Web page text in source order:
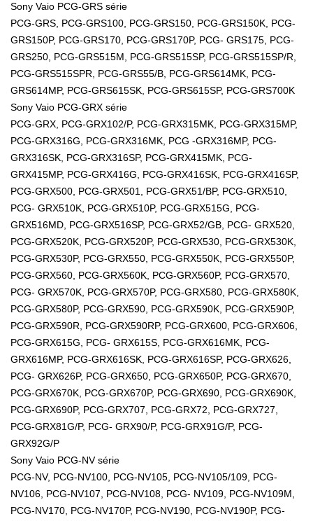
Sony Vaio PCG-GRS série
PCG-GRS, PCG-GRS100, PCG-GRS150, PCG-GRS150K, PCG-
GRS150P, PCG-GRS170, PCG-GRS170P, PCG- GRS175, PCG-
GRS250, PCG-GRS515M, PCG-GRS515SP, PCG-GRS515SP/R,
PCG-GRS515SPR, PCG-GRS55/B, PCG-GRS614MK, PCG-
GRS614MP, PCG-GRS615SK, PCG-GRS615SP, PCG-GRS700K
Sony Vaio PCG-GRX série
PCG-GRX, PCG-GRX102/P, PCG-GRX315MK, PCG-GRX315MP,
PCG-GRX316G, PCG-GRX316MK, PCG -GRX316MP, PCG-
GRX316SK, PCG-GRX316SP, PCG-GRX415MK, PCG-
GRX415MP, PCG-GRX416G, PCG-GRX416SK, PCG-GRX416SP,
PCG-GRX500, PCG-GRX501, PCG-GRX51/BP, PCG-GRX510,
PCG- GRX510K, PCG-GRX510P, PCG-GRX515G, PCG-
GRX516MD, PCG-GRX516SP, PCG-GRX52/GB, PCG- GRX520,
PCG-GRX520K, PCG-GRX520P, PCG-GRX530, PCG-GRX530K,
PCG-GRX530P, PCG-GRX550, PCG-GRX550K, PCG-GRX550P,
PCG-GRX560, PCG-GRX560K, PCG-GRX560P, PCG-GRX570,
PCG- GRX570K, PCG-GRX570P, PCG-GRX580, PCG-GRX580K,
PCG-GRX580P, PCG-GRX590, PCG-GRX590K, PCG-GRX590P,
PCG-GRX590R, PCG-GRX590RP, PCG-GRX600, PCG-GRX606,
PCG-GRX615G, PCG- GRX615S, PCG-GRX616MK, PCG-
GRX616MP, PCG-GRX616SK, PCG-GRX616SP, PCG-GRX626,
PCG- GRX626P, PCG-GRX650, PCG-GRX650P, PCG-GRX670,
PCG-GRX670K, PCG-GRX670P, PCG-GRX690, PCG-GRX690K,
PCG-GRX690P, PCG-GRX707, PCG-GRX72, PCG-GRX727,
PCG-GRX81G/P, PCG- GRX90/P, PCG-GRX91G/P, PCG-
GRX92G/P
Sony Vaio PCG-NV série
PCG-NV, PCG-NV100, PCG-NV105, PCG-NV105/109, PCG-
NV106, PCG-NV107, PCG-NV108, PCG- NV109, PCG-NV109M,
PCG-NV170, PCG-NV170P, PCG-NV190, PCG-NV190P, PCG-